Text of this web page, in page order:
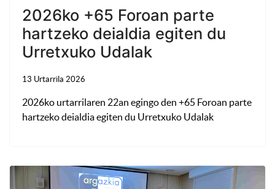
2026ko +65 Foroan parte
hartzeko deialdia egiten du
Urretxuko Udalak
13 Urtarrila 2026
2026ko urtarrilaren 22an egingo den +65 Foroan parte
hartzeko deialdia egiten du Urretxuko Udalak